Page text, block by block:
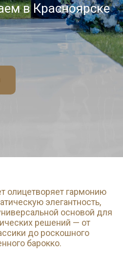
в Красноярске
олицетворяет гармонию
элегантность,
основой для
решений — от
до роскошного
барокко.